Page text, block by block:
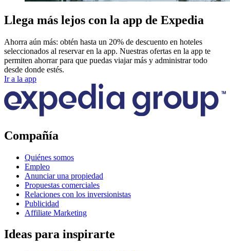
Llega más lejos con la app de Expedia
Ahorra aún más: obtén hasta un 20% de descuento en hoteles
seleccionados al reservar en la app. Nuestras ofertas en la app te
permiten ahorrar para que puedas viajar más y administrar todo
desde donde estés.
Ir a la app
Compañía
Quiénes somos
Empleo
Anunciar una propiedad
Propuestas comerciales
Relaciones con los inversionistas
Publicidad
Affiliate Marketing
Ideas para inspirarte